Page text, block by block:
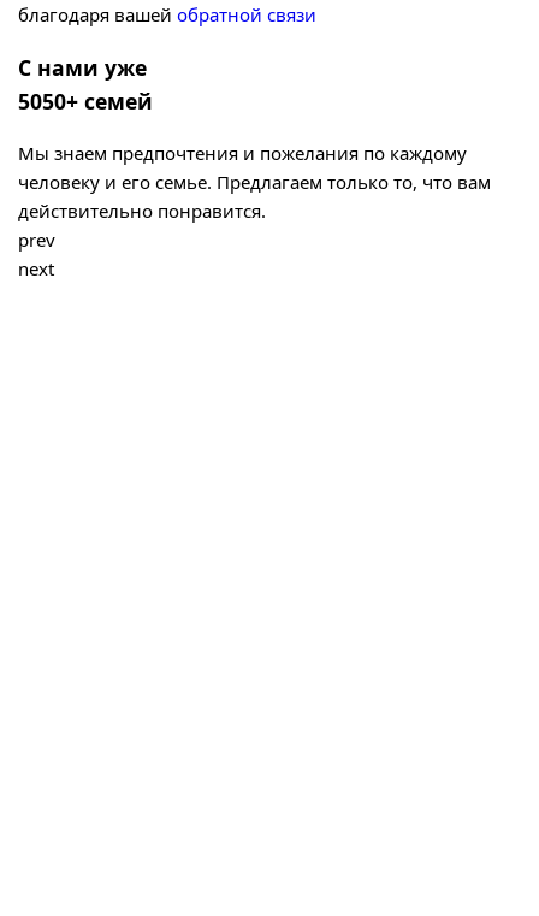
благодаря вашей обратной связи
С нами уже
5050+ семей
Мы знаем предпочтения и пожелания по каждому
человеку и его семье. Предлагаем только то, что вам
действительно понравится.
prev
next